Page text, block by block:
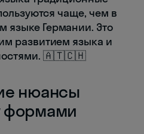
чаще, чем в
языке Германии. Это
развитием языка и
🇦🇹🇨🇭
нюансы
формами